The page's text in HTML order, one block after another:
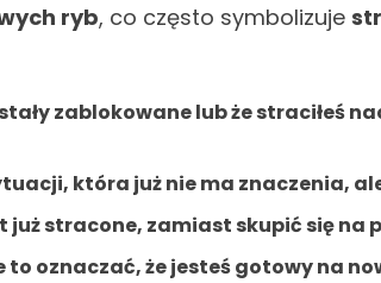
ryb, co często symbolizuje
zablokowane lub że straciłeś
która już nie ma znaczenia,
już stracone, zamiast skupić się na
oznaczać, że jesteś gotowy na